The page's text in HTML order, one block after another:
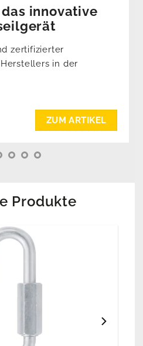
innovative
zertifizierter
in der
ZUM ARTIKEL
Produkte